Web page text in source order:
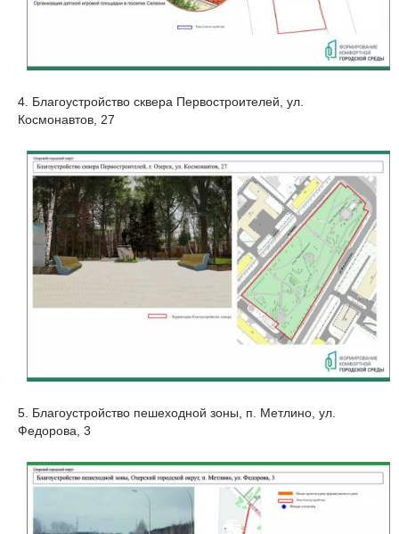
4. Благоустройство сквера Первостроителей, ул.
Космонавтов, 27
5. Благоустройство пешеходной зоны, п. Метлино, ул.
Федорова, 3